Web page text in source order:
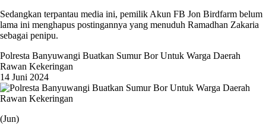
Sedangkan terpantau media ini, pemilik Akun FB Jon Birdfarm belum
lama ini menghapus postingannya yang menuduh Ramadhan Zakaria
sebagai penipu.
Polresta Banyuwangi Buatkan Sumur Bor Untuk Warga Daerah
Rawan Kekeringan
14 Juni 2024
(Jun)